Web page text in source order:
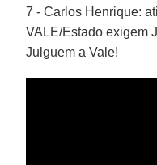
7 - Carlos Henrique:
VALE/Estado exigem
Julguem a Vale!